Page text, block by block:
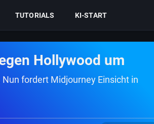
TUTORIALS KI-START
Hollywood um
fordert Midjourney Einsicht in